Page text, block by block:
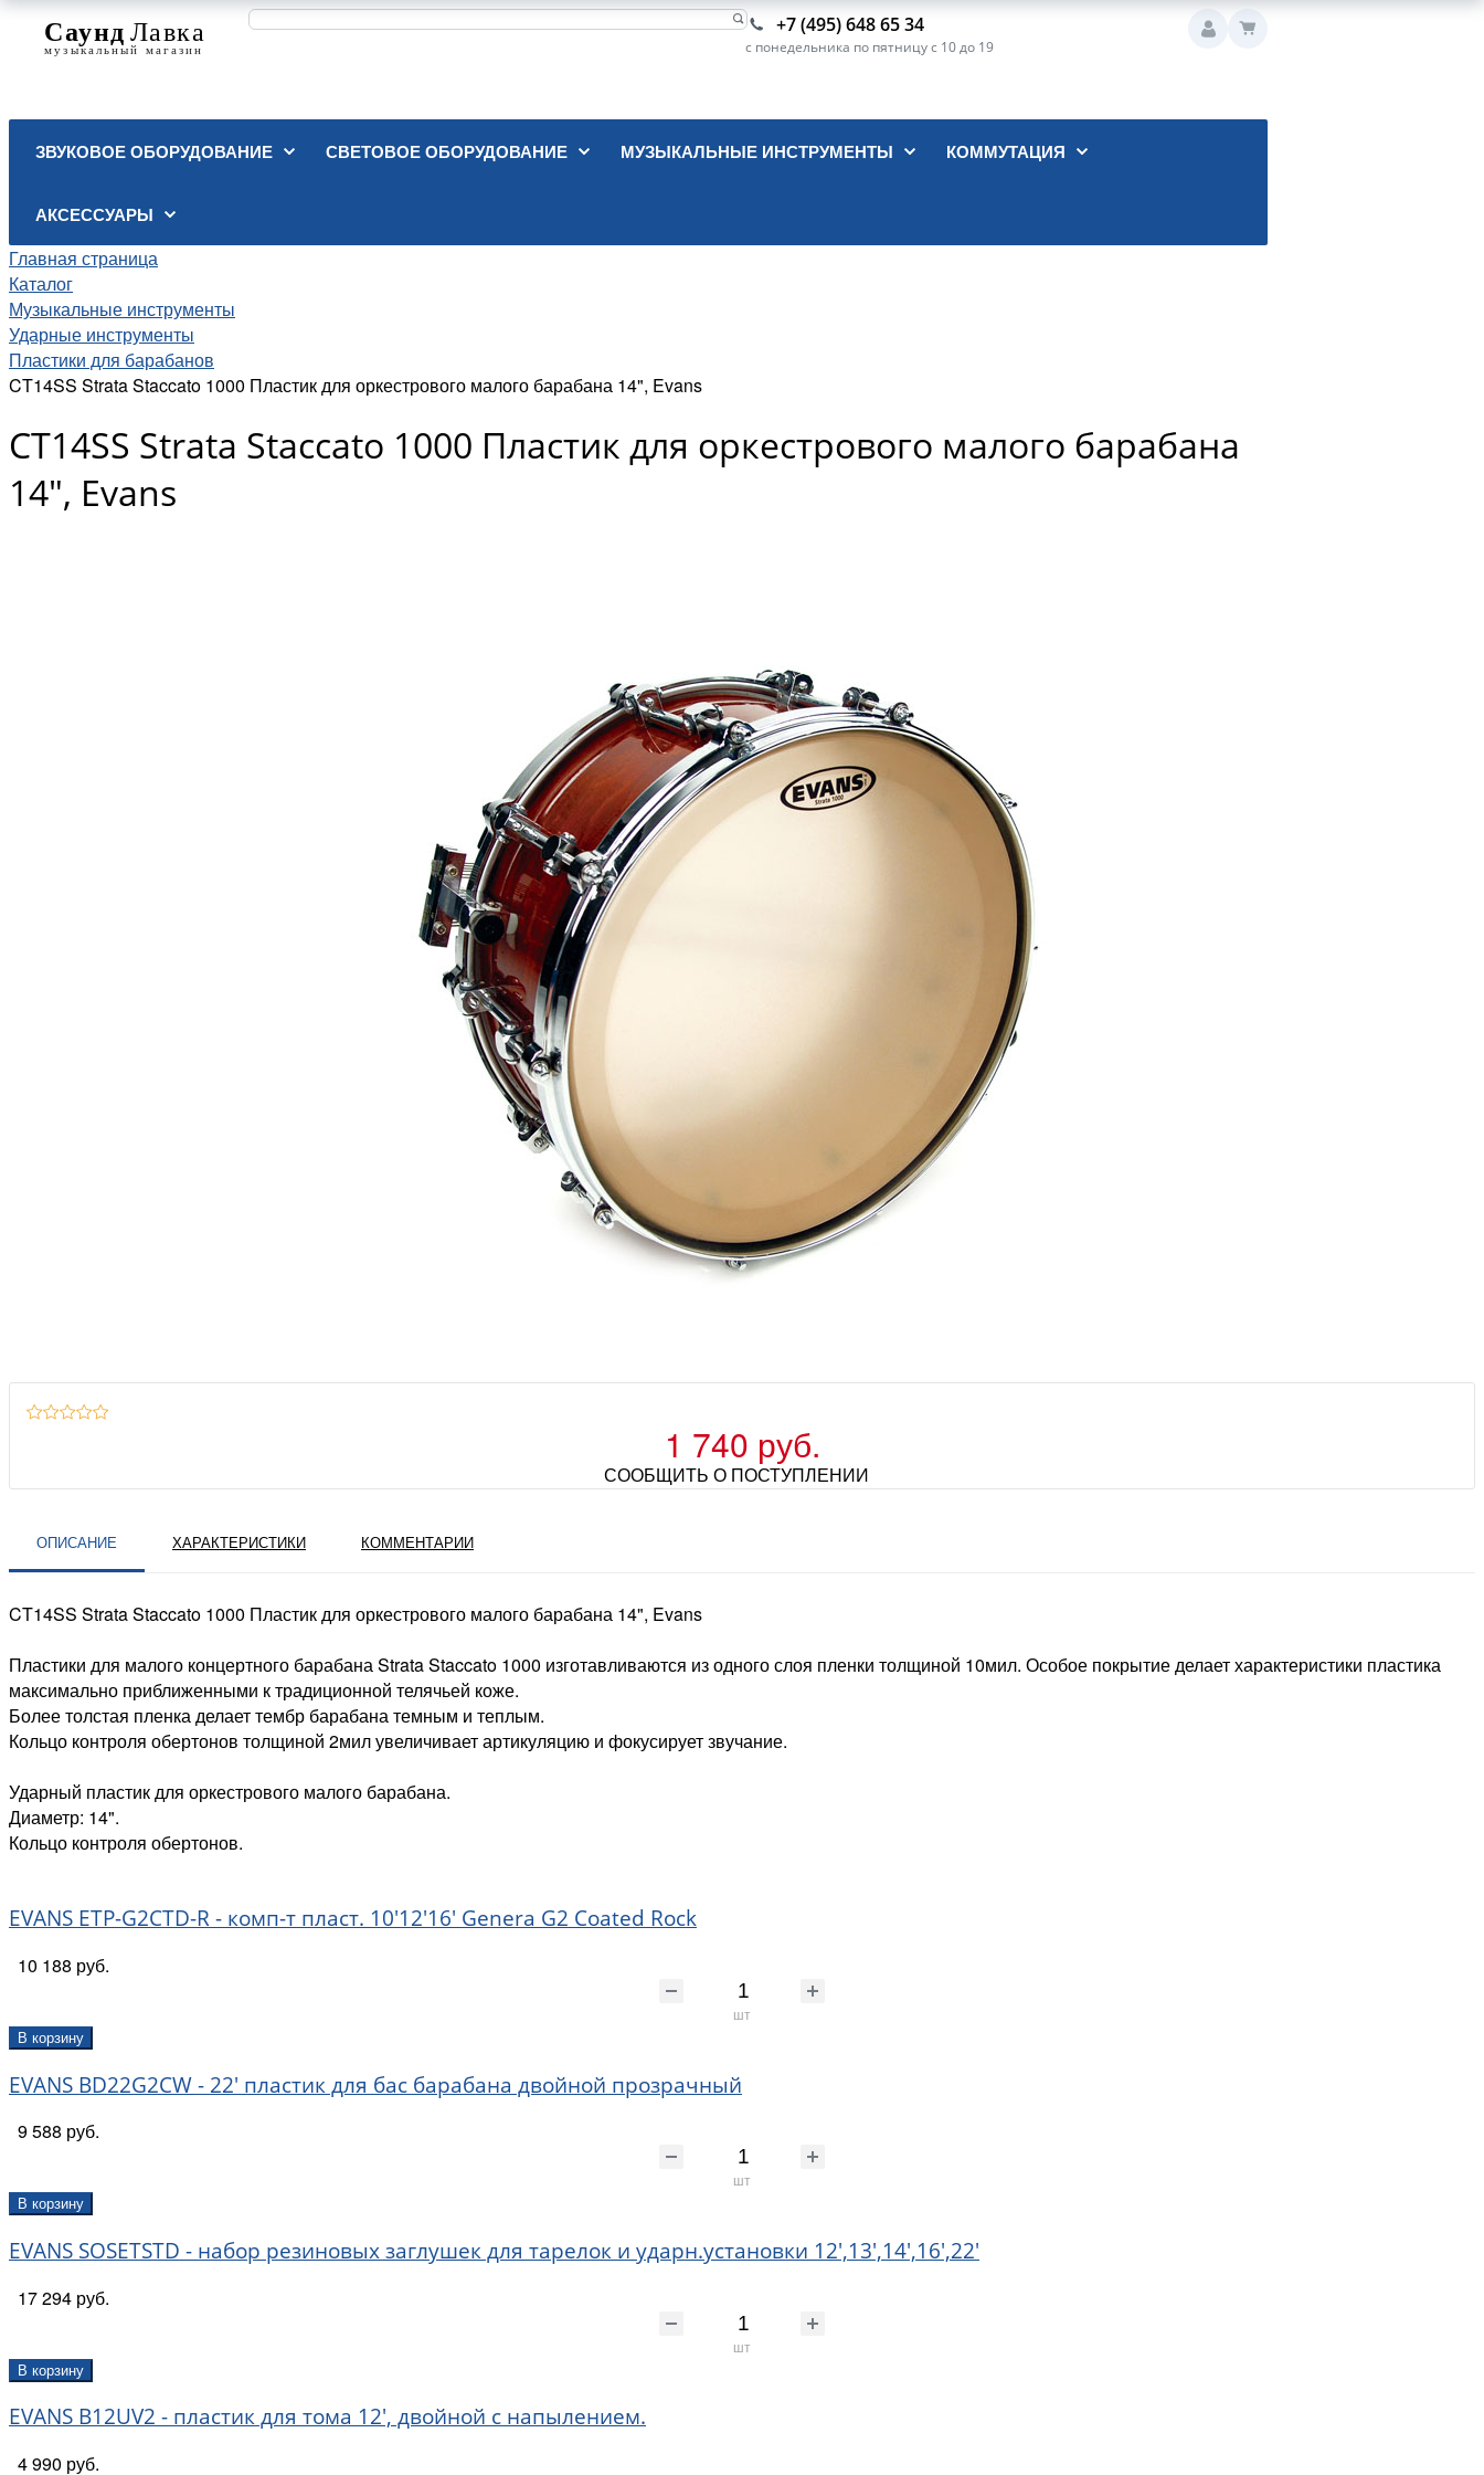
+7 (495) 648 65 34
с понедельника по пятницу с 10 до 19
ЗВУКОВОЕ ОБОРУДОВАНИЕ СВЕТОВОЕ ОБОРУДОВАНИЕ МУЗЫКАЛЬНЫЕ ИНСТРУМЕНТЫ КОММУТАЦИЯ
АКСЕССУАРЫ
Главная страница
Каталог
Музыкальные инструменты
Ударные инструменты
Пластики для барабанов
CT14SS Strata Staccato 1000 Пластик для оркестрового малого барабана 14", Evans
CT14SS Strata Staccato 1000 Пластик для оркестрового малого барабана
14", Evans
1 740 руб.
СООБЩИТЬ О ПОСТУПЛЕНИИ
ОПИСАНИЕ ХАРАКТЕРИСТИКИ КОММЕНТАРИИ
CT14SS Strata Staccato 1000 Пластик для оркестрового малого барабана 14", Evans
Пластики для малого концертного барабана Strata Staccato 1000 изготавливаются из одного слоя пленки толщиной 10мил. Особое покрытие делает характеристики пластика
максимально приближенными к традиционной телячьей коже.
Более толстая пленка делает тембр барабана темным и теплым.
Кольцо контроля обертонов толщиной 2мил увеличивает артикуляцию и фокусирует звучание.
Ударный пластик для оркестрового малого барабана.
Диаметр: 14".
Кольцо контроля обертонов.
EVANS ETP-G2CTD-R - комп-т пласт. 10'12'16' Genera G2 Coated Rock
10 188 руб.
шт
В корзину
EVANS BD22G2CW - 22' пластик для бас барабана двойной прозрачный
9 588 руб.
шт
В корзину
EVANS SOSETSTD - набор резиновых заглушек для тарелок и ударн.установки 12',13',14',16',22'
17 294 руб.
шт
В корзину
EVANS B12UV2 - пластик для тома 12', двойной с напылением.
4 990 руб.